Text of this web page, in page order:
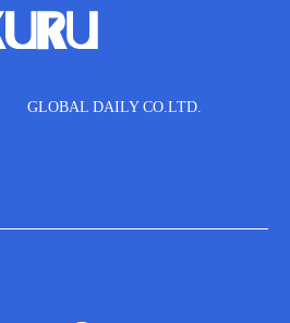
GLOBAL DAILY CO.LTD.